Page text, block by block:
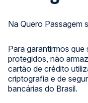
Na Quero Passagem
Para garantirmos que
protegidos, não
cartão de crédito
criptografia e de
bancárias do Brasil.